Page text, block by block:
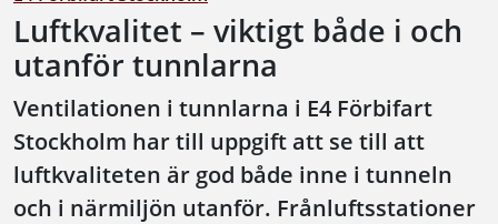
Luftkvalitet – viktigt både i och
utanför tunnlarna
Ventilationen i tunnlarna i E4 Förbifart
Stockholm har till uppgift att se till att
luftkvaliteten är god både inne i tunneln
och i närmiljön utanför. Frånluftsstationer